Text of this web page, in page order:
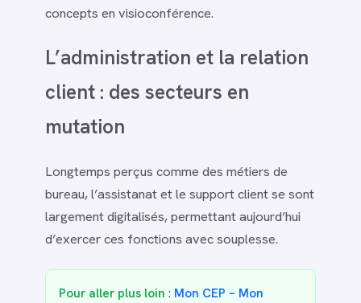
concepts en visioconférence.
L’administration et la relation
client : des secteurs en
mutation
Longtemps perçus comme des métiers de
bureau, l’assistanat et le support client se sont
largement digitalisés, permettant aujourd’hui
d’exercer ces fonctions avec souplesse.
Pour aller plus loin : Mon CEP – Mon